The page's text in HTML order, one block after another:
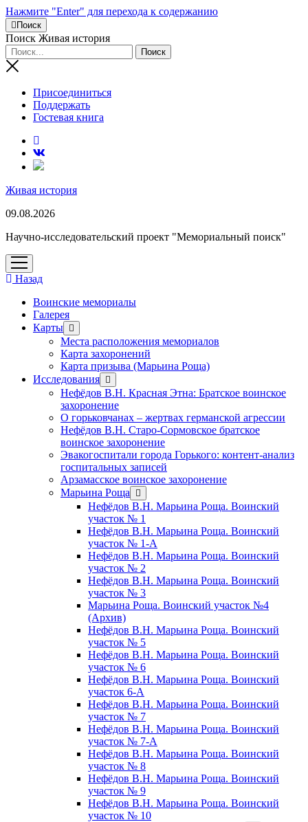
Нажмите "Enter" для перехода к содержанию
Поиск
Поиск Живая история
Присоединиться
Поддержать
Гостевая книга
RuTube
Живая история
09.08.2026
Научно-исследовательский проект "Мемориальный поиск"
открыть
меню
Назад
Воинские мемориалы
Галерея
Карты открыть
меню
Места расположения мемориалов
Карта захоронений
Карта призыва (Марьина Роща)
Исследования открыть
меню
Нефёдов В.Н. Красная Этна: Братское воинское
захоронение
О горьковчанах – жертвах германской агрессии
Нефёдов В.Н. Старо-Сормовское братское
воинское захоронение
Эвакогоспитали города Горького: контент-анализ
госпитальных записей
Арзамасское воинское захоронение
Марьина Роща
открыть
меню
Нефёдов В.Н. Марьина Роща. Воинский
участок № 1
Нефёдов В.Н. Марьина Роща. Воинский
участок № 1-А
Нефёдов В.Н. Марьина Роща. Воинский
участок № 2
Нефёдов В.Н. Марьина Роща. Воинский
участок № 3
Марьина Роща. Воинский участок №4
(Архив)
Нефёдов В.Н. Марьина Роща. Воинский
участок № 5
Нефёдов В.Н. Марьина Роща. Воинский
участок № 6
Нефёдов В.Н. Марьина Роща. Воинский
участок 6-А
Нефёдов В.Н. Марьина Роща. Воинский
участок № 7
Нефёдов В.Н. Марьина Роща. Воинский
участок № 7-А
Нефёдов В.Н. Марьина Роща. Воинский
участок № 8
Нефёдов В.Н. Марьина Роща. Воинский
участок № 9
Нефёдов В.Н. Марьина Роща. Воинский
участок № 10